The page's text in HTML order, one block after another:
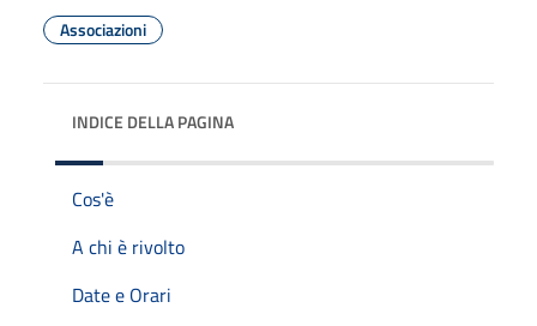
Associazioni
INDICE DELLA PAGINA
Cos'è
A chi è rivolto
Date e Orari